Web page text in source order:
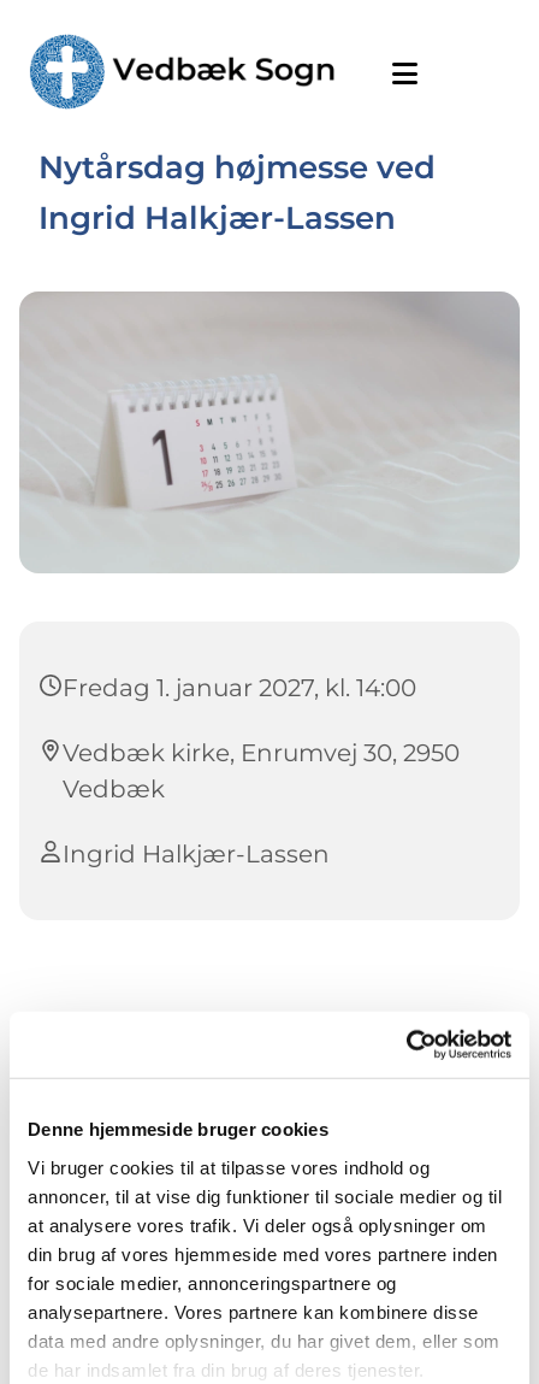
Denne hjemmeside bruger cookies
Vi bruger cookies til at tilpasse vores indhold og
annoncer, til at vise dig funktioner til sociale medier og til
at analysere vores trafik. Vi deler også oplysninger om
din brug af vores hjemmeside med vores partnere inden
for sociale medier, annonceringspartnere og
analysepartnere. Vores partnere kan kombinere disse
data med andre oplysninger, du har givet dem, eller som
de har indsamlet fra din brug af deres tjenester.
Nytårsdag højmesse ved
Ingrid Halkjær-Lassen
Fredag 1. januar 2027, kl. 14:00
Vedbæk kirke, Enrumvej 30, 2950
Vedbæk
Ingrid Halkjær-Lassen